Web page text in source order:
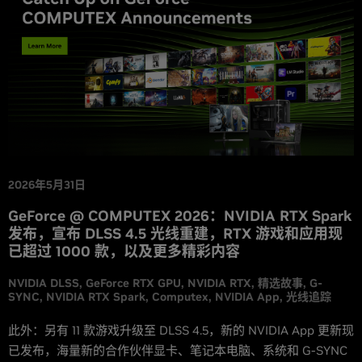
2026年5月31日
GeForce @ COMPUTEX 2026：NVIDIA RTX Spark
发布，宣布 DLSS 4.5 光线重建，RTX 游戏和应用现
已超过 1000 款，以及更多精彩内容
NVIDIA DLSS GeForce RTX GPU NVIDIA RTX 精选故事 G-
SYNC NVIDIA RTX Spark Computex NVIDIA App 光线追踪
此外：另有 11 款游戏升级至 DLSS 4.5，新的 NVIDIA App 更新现
已发布，海量新的合作伙伴显卡、笔记本电脑、系统和 G-SYNC